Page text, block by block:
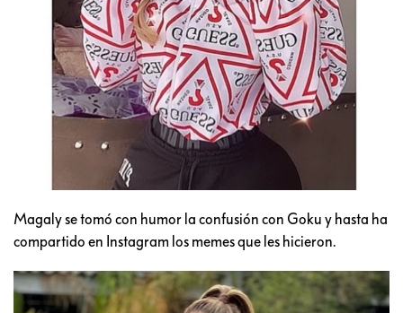
Magaly se tomó con humor la confusión con Goku y hasta ha
compartido en Instagram los memes que les hicieron.